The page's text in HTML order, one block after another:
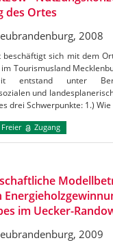
des Ortes
2008
sich mit dem
Tourismusland
entstand unter
und
drei Schwerpunkte: 1.)
Freier Zugang
im Uecker-
2009